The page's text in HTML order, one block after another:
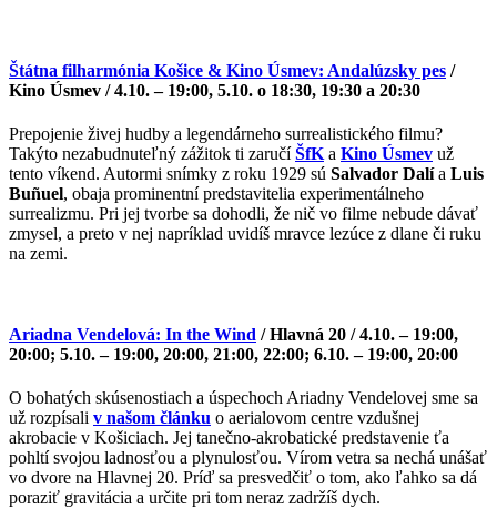
Štátna filharmónia Košice & Kino Úsmev: Andalúzsky pes /
Kino Úsmev / 4.10. – 19:00, 5.10. o 18:30, 19:30 a 20:30
Prepojenie živej hudby a legendárneho surrealistického filmu?
Takýto nezabudnuteľný zážitok ti zaručíŠfK a Kino Úsmev už
tento víkend. Autormi snímky z roku 1929 sú Salvador Dalía Luis
Buñuel, obaja prominentní predstavitelia experimentálneho
surrealizmu. Pri jej tvorbe sa dohodli, že nič vo filme nebude dávať
zmysel, a preto v nej napríklad uvidíš mravce lezúce z dlane či ruku
na zemi.
Ariadna Vendelová: In the Wind / Hlavná 20 / 4.10. – 19:00,
20:00; 5.10. – 19:00, 20:00, 21:00, 22:00; 6.10. – 19:00, 20:00
O bohatých skúsenostiach a úspechoch Ariadny Vendelovej sme sa
už rozpísali v našom článku o aerialovom centre vzdušnej
akrobacie v Košiciach. Jej tanečno-akrobatické predstavenie ťa
pohltí svojou ladnosťou a plynulosťou. Vírom vetra sa nechá unášať
vo dvore na Hlavnej 20. Príď sa presvedčiť o tom, ako ľahko sa dá
poraziť gravitácia a určite pri tom neraz zadržíš dych.